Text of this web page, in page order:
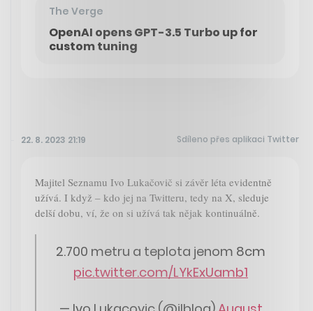
The Verge
OpenAI opens GPT-3.5 Turbo up for
custom tuning
22. 8. 2023 21:19 Sdíleno přes aplikaci Twitter
Majitel Seznamu Ivo Lukačovič si závěr léta evidentně
užívá. I když – kdo jej na Twitteru, tedy na X, sleduje
delší dobu, ví, že on si užívá tak nějak kontinuálně.
2.700 metru a teplota jenom 8cm
pic.twitter.com/LYkExUamb1